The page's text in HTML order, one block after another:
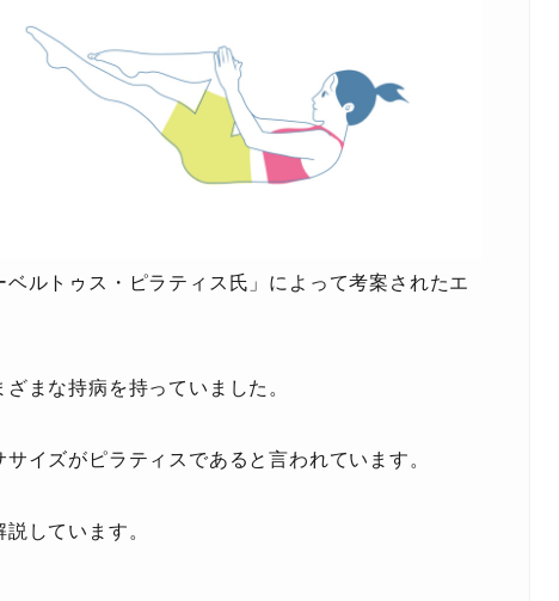
ルトゥス・ピラティス氏」によって考案されたエ
まな持病を持っていました。
イズがピラティスであると言われています。
しています。